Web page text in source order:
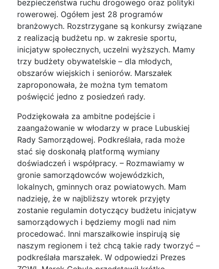
bezpieczeństwa ruchu drogowego oraz polityki
rowerowej. Ogółem jest 28 programów
branżowych. Rozstrzygane są konkursy związane
z realizacją budżetu np. w zakresie sportu,
inicjatyw społecznych, uczelni wyższych. Mamy
trzy budżety obywatelskie – dla młodych,
obszarów wiejskich i seniorów. Marszałek
zaproponowała, że można tym tematom
poświęcić jedno z posiedzeń rady.
Podziękowała za ambitne podejście i
zaangażowanie w włodarzy w prace Lubuskiej
Rady Samorządowej. Podkreślała, rada może
stać się doskonałą platformą wymiany
doświadczeń i współpracy. – Rozmawiamy w
gronie samorządowców wojewódzkich,
lokalnych, gminnych oraz powiatowych. Mam
nadzieję, że w najbliższy wtorek przyjęty
zostanie regulamin dotyczący budżetu inicjatyw
samorządowych i będziemy mogli nad nim
procedować. Inni marszałkowie inspirują się
naszym regionem i też chcą takie rady tworzyć –
podkreślała marszałek. W odpowiedzi Prezes